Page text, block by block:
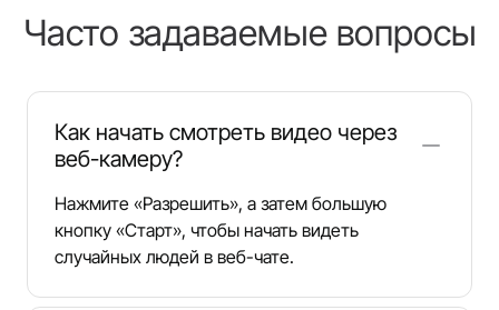
Часто задаваемые вопросы
Как начать смотреть видео через
веб-камеру?
Нажмите «Разрешить», а затем большую
кнопку «Старт», чтобы начать видеть
случайных людей в веб-чате.